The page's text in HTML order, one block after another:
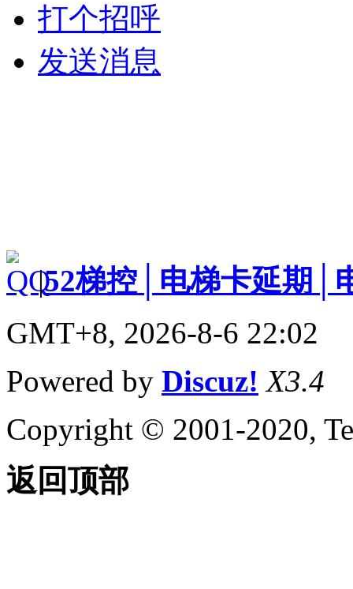
打个招呼
发送消息
|52梯控│电梯卡延期│
GMT+8, 2026-8-6 22:02
Powered by Discuz! X3.4
Copyright © 2001-2020,
返回顶部